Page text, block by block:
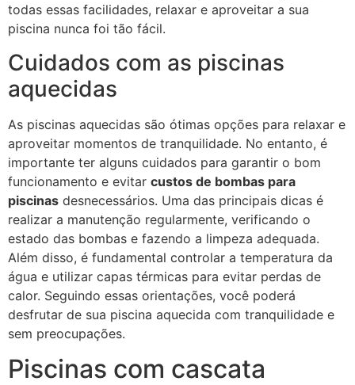
todas essas facilidades, relaxar e aproveitar a sua
piscina nunca foi tão fácil.
Cuidados com as piscinas
aquecidas
As piscinas aquecidas são ótimas opções para relaxar e
aproveitar momentos de tranquilidade. No entanto, é
importante ter alguns cuidados para garantir o bom
funcionamento e evitar custos de bombas para
piscinas desnecessários. Uma das principais dicas é
realizar a manutenção regularmente, verificando o
estado das bombas e fazendo a limpeza adequada.
Além disso, é fundamental controlar a temperatura da
água e utilizar capas térmicas para evitar perdas de
calor. Seguindo essas orientações, você poderá
desfrutar de sua piscina aquecida com tranquilidade e
sem preocupações.
Piscinas com cascata